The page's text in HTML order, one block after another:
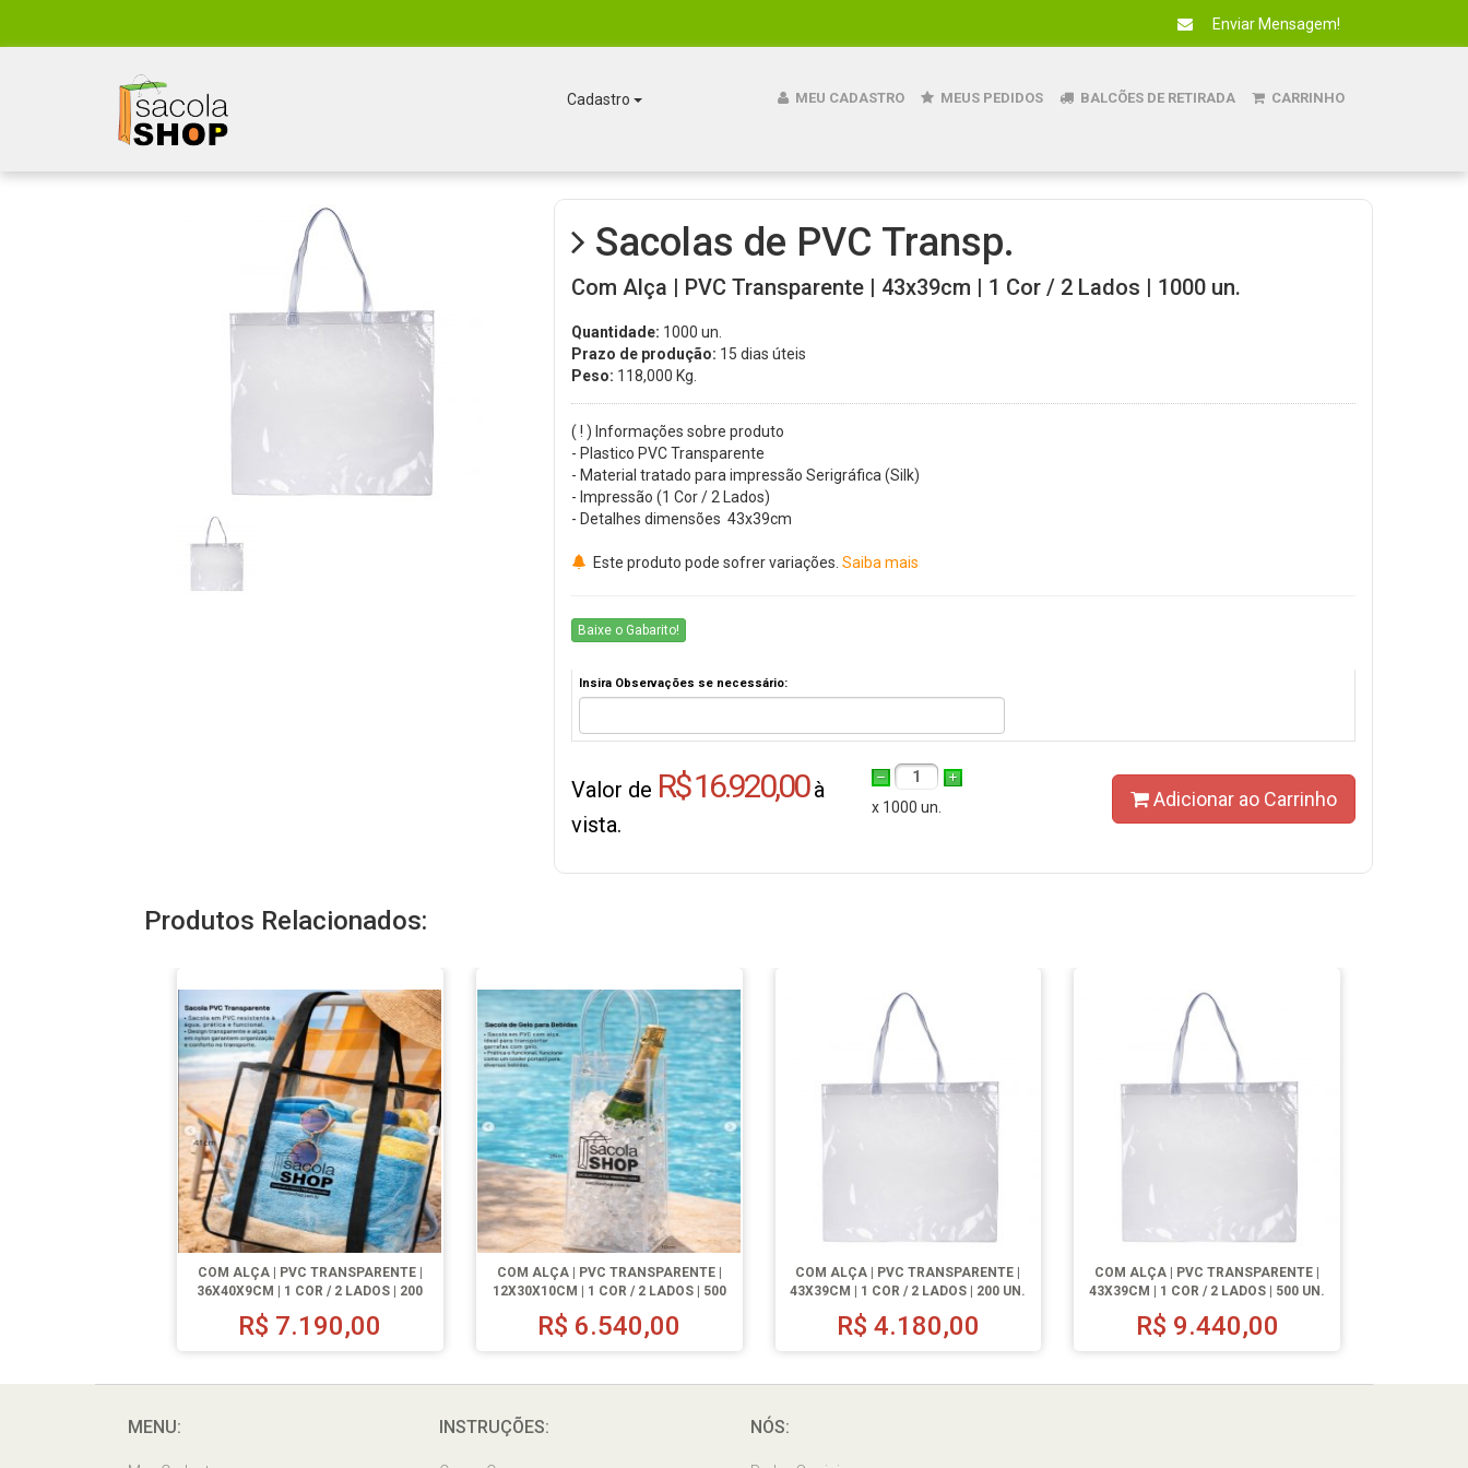
Enviar Mensagem!
Cadastro MEU CADASTRO MEUS PEDIDOS BALCÕES DE RETIRADA CARRINHO
Sacolas de PVC Transp.
Com Alça | PVC Transparente | 43x39cm | 1 Cor / 2 Lados | 1000 un.
Quantidade: 1000 un.
Prazo de produção: 15 dias úteis
Peso: 118,000 Kg.
( ! ) Informações sobre produto
- Plastico PVC Transparente
- Material tratado para impressão Serigráfica (Silk)
- Impressão (1 Cor / 2 Lados)
- Detalhes dimensões 43x39cm
Este produto pode sofrer variações. Saiba mais
Baixe o Gabarito!
Insira Observações se necessário:
Valor de R$ 16.920,00à
vista.
1
x 1000 un.
Adicionar ao Carrinho
Produtos Relacionados:
COM ALÇA | PVC TRANSPARENTE |
36X40X9CM | 1 COR / 2 LADOS | 200
R$ 7.190,00
COM ALÇA | PVC TRANSPARENTE |
12X30X10CM | 1 COR / 2 LADOS | 500
R$ 6.540,00
COM ALÇA | PVC TRANSPARENTE |
43X39CM | 1 COR / 2 LADOS | 200 UN.
R$ 4.180,00
COM ALÇA | PVC TRANSPARENTE |
43X39CM | 1 COR / 2 LADOS | 500 UN.
R$ 9.440,00
MENU: INSTRUÇÕES: NÓS: